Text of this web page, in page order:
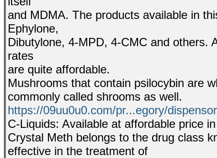
and MDMA. The products available in
Ephylone,
Dibutylone, 4-MPD, 4-CMC and others.
rates
are quite affordable.
Mushrooms that contain psilocybin are
commonly called shrooms as well.
https://09uu0u0.com/pr...egory/
C-Liquids: Available at affordable price
Crystal Meth belongs to the drug class
effective in the treatment of